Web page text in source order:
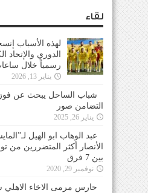
لقاء
لهذه الأسباب
الدوري والإتحاد
رسمياً خلال
يناير 13, 2026
شباب الساحل يبحث عن
التضامن صور
يناير 26, 2025
عبد الوهاب ابو الهيل
الأنصار أكثر المتضررين من
بين 7 فرق
نوفمبر 29, 2020
حارس مرمى الاخاء الاهلي